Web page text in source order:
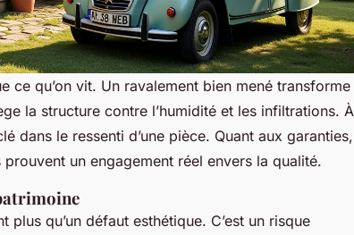
ce qu’on vit. Un ravalement bien mené transforme
la structure contre l’humidité et les infiltrations. À
dans le ressenti d’une pièce. Quant aux garanties,
un engagement réel envers la qualité.
plus qu’un défaut esthétique. C’est un risque